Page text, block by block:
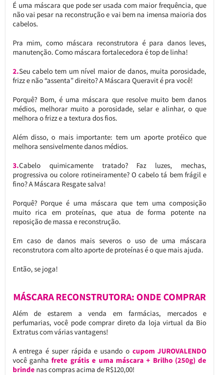
É uma máscara que pode ser usada com maior frequência, que
não vai pesar na reconstrução e vai bem na imensa maioria dos
cabelos.
Pra mim, como máscara reconstrutora é para danos leves,
manutenção. Como máscara fortalecedora é top de linha!
2.Seu cabelo tem um nível maior de danos, muita porosidade,
frizz e não “assenta” direito? A Máscara Queravit é pra você!
Porquê? Bom, é uma máscara que resolve muito bem danos
médios, melhorar muito a porosidade, selar e alinhar, o que
melhora o frizz e a textura dos fios.
Além disso, o mais importante: tem um aporte protéico que
melhora sensivelmente danos médios.
3.Cabelo quimicamente tratado? Faz luzes, mechas,
progressiva ou colore rotineiramente? O cabelo tá bem frágil e
fino? A Máscara Resgate salva!
Porquê? Porque é uma máscara que tem uma composição
muito rica em proteínas, que atua de forma potente na
reposição de massa e reconstrução.
Em caso de danos mais severos o uso de uma máscara
reconstrutora com alto aporte de proteínas é o que mais ajuda.
Então, se joga!
MÁSCARA RECONSTRUTORA: ONDE COMPRAR
Além de estarem a venda em farmácias, mercados e
perfumarias, você pode comprar direto da loja virtual da Bio
Extratus com várias vantagens!
A entrega é super rápida e usando o cupom JUROVALENDO
você ganhafrete grátis e uma máscara + Brilho (250g) de
brindenas compras acima de R$120,00!